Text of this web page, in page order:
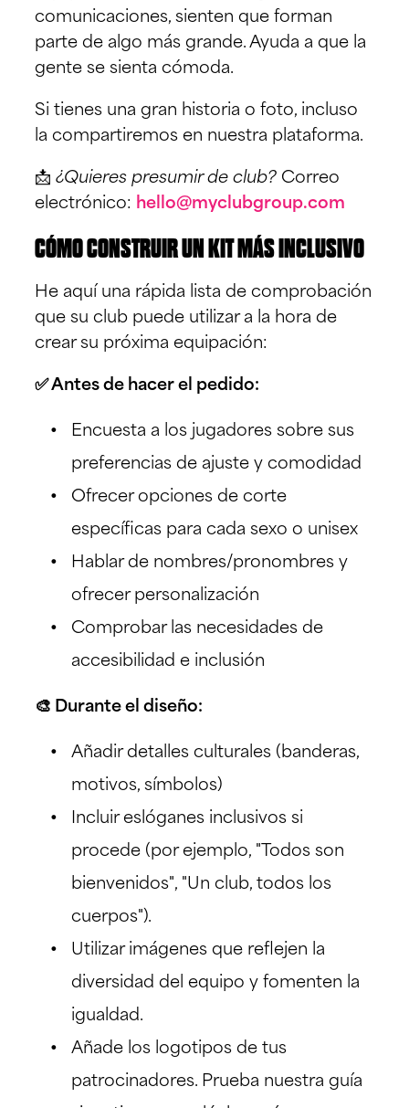
comunicaciones, sienten que forman
parte de algo más grande. Ayuda a que la
gente se sienta cómoda.
Si tienes una gran historia o foto, incluso
la compartiremos en nuestra plataforma.
📩¿Quieres presumir de club? Correo
electrónico: hello@myclubgroup.com
CÓMO CONSTRUIR UN KIT MÁS INCLUSIVO
He aquí una rápida lista de comprobación
que su club puede utilizar a la hora de
crear su próxima equipación:
✅ Antes de hacer el pedido:
Encuesta a los jugadores sobre sus
preferencias de ajuste y comodidad
Ofrecer opciones de corte
específicas para cada sexo o unisex
Hablar de nombres/pronombres y
ofrecer personalización
Comprobar las necesidades de
accesibilidad e inclusión
🎨 Durante el diseño:
Añadir detalles culturales (banderas,
motivos, símbolos)
Incluir eslóganes inclusivos si
procede (por ejemplo, "Todos son
bienvenidos", "Un club, todos los
cuerpos").
Utilizar imágenes que reflejen la
diversidad del equipo y fomenten la
igualdad.
Añade los logotipos de tus
patrocinadores. Prueba nuestra guía